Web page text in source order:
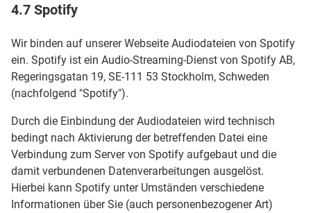
4.7 Spotify
Wir binden auf unserer Webseite Audiodateien von Spotify
ein. Spotify ist ein Audio-Streaming-Dienst von Spotify AB,
Regeringsgatan 19, SE-111 53 Stockholm, Schweden
(nachfolgend "Spotify").
Durch die Einbindung der Audiodateien wird technisch
bedingt nach Aktivierung der betreffenden Datei eine
Verbindung zum Server von Spotify aufgebaut und die
damit verbundenen Datenverarbeitungen ausgelöst.
Hierbei kann Spotify unter Umständen verschiedene
Informationen über Sie (auch personenbezogener Art)